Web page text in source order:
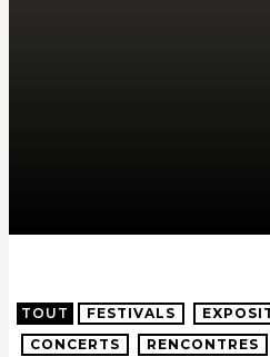
TOUT FESTIVALS
CONCERTS
RENCONTRES